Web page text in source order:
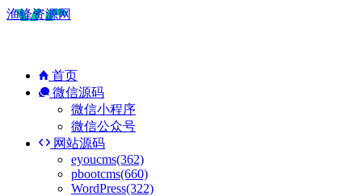
渔锋资源网
首页
微信源码
微信小程序
微信公众号
网站源码
eyoucms(362)
pbootcms(660)
WordPress(322)